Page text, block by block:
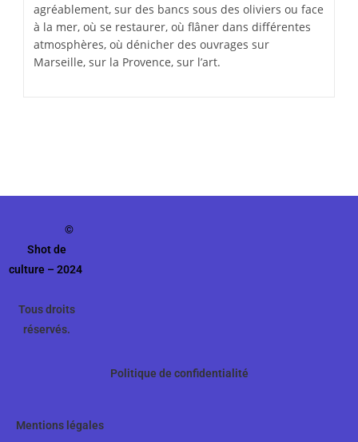
agréablement, sur des bancs sous des oliviers ou face
à la mer, où se restaurer, où flâner dans différentes
atmosphères, où dénicher des ouvrages sur
Marseille, sur la Provence, sur l’art.
©
Shot de
culture – 2024
Tous droits
réservés.
Politique de confidentialité
Mentions légales